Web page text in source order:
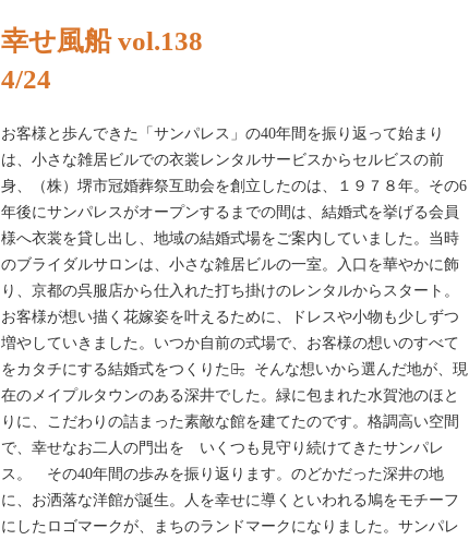
幸せ風船 vol.138
4/24
お客様と歩んできた「サンパレス」の40年間を振り返って始まり
は、小さな雑居ビルでの衣裳レンタルサービスからセルビスの前
身、（株）堺市冠婚葬祭互助会を創立したのは、１９７８年。その6
年後にサンパレスがオープンするまでの間は、結婚式を挙げる会員
様へ衣裳を貸し出し、地域の結婚式場をご案内していました。当時
のブライダルサロンは、小さな雑居ビルの一室。入口を華やかに飾
り、京都の呉服店から仕入れた打ち掛けのレンタルからスタート。
お客様が想い描く花嫁姿を叶えるために、ドレスや小物も少しずつ
増やしていきました。いつか自前の式場で、お客様の想いのすべて
をカタチにする結婚式をつくりたい̶。そんな想いから選んだ地が、現
在のメイプルタウンのある深井でした。緑に包まれた水賀池のほと
りに、こだわりの詰まった素敵な館を建てたのです。格調高い空間
で、幸せなお二人の門出を いくつも見守り続けてきたサンパレ
ス。 その40年間の歩みを振り返ります。のどかだった深井の地
に、お洒落な洋館が誕生。人を幸せに導くといわれる鳩をモチーフ
にしたロゴマークが、まちのランドマークになりました。サンパレ